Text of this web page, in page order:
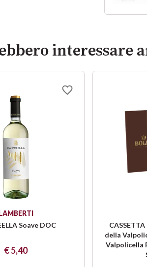
interessare
Soave DOC
€ 5,40
della
Valpolicella